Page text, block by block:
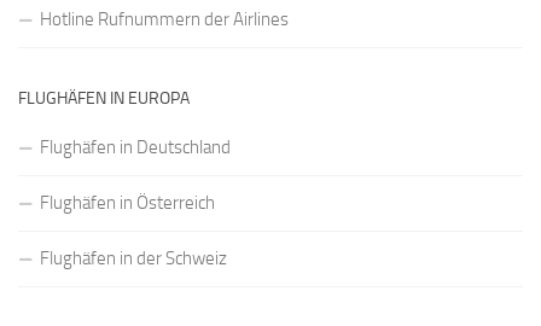
Hotline Rufnummern der Airlines
FLUGHÄFEN IN EUROPA
Flughäfen in Deutschland
Flughäfen in Österreich
Flughäfen in der Schweiz